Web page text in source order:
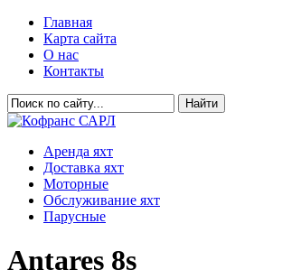
Главная
Карта сайта
О нас
Контакты
Аренда яхт
Доставка яхт
Моторные
Обслуживание яхт
Парусные
Antares 8s